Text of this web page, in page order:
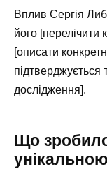
Вплив Сергія
його [перелічити
[описати
дослідження].
Що